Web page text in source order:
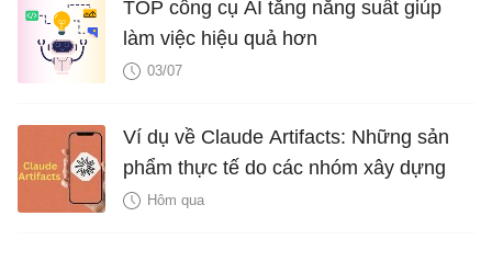
TOP công cụ AI tăng năng suất giúp
làm việc hiệu quả hơn
03/07
Ví dụ về Claude Artifacts: Những sản
phẩm thực tế do các nhóm xây dựng
Hôm qua